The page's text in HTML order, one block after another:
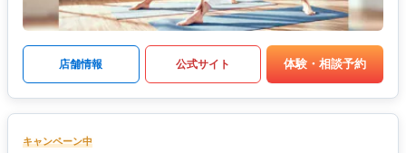
店舗情報 公式サイト 体験・相談予約
キャンペーン中